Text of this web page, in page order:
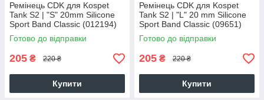
Ремінець CDK для Kospet
Tank S2 | "S" 20mm Silicone
Sport Band Classic (012194)
(grey)
Готово до відправки
205 ₴ 220 ₴
Купити
Ремінець CDK для Kospet
Tank S2 | "L" 20 mm Silicone
Sport Band Classic (09651)
(red)
Готово до відправки
205 ₴ 220 ₴
Купити